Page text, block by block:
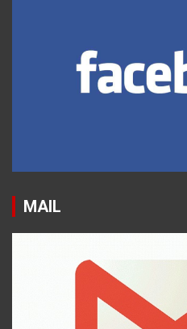
MAIL